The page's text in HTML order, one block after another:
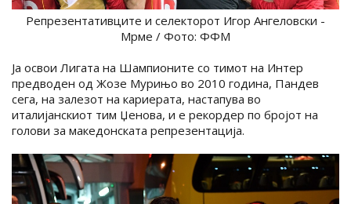
Репрезентативците и селекторот Игор Ангеловски -
Мрме / Фото: ФФМ
Ја освои Лигата на Шампионите со тимот на Интер
предводен од Жозе Мурињо во 2010 година, Пандев
сега, на залезот на кариерата, настапува во
италијанскиот тим Џенова, и е рекордер по бројот на
голови за македонската репрезентација.